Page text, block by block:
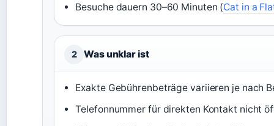
Besuche dauern 30–60 Minuten (Cat in a
2 Was unklar ist
Exakte Gebührenbeträge variieren je nach
Telefonnummer für direkten Kontakt nicht